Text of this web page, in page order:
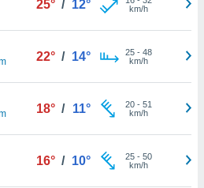
25° / 12°
km/h
22° / 14° 25- 48
km/h
18° / 11° 20- 51
km/h
16° / 10° 25- 50
km/h